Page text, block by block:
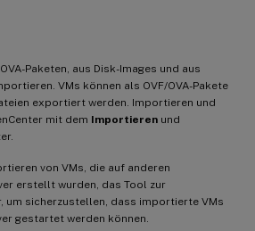
Paketen, aus Disk-Images und aus
VMs können als OVF/OVA-Pakete
exportiert werden. Importieren und
mit dem Importieren und
von VMs, die auf anderen
erstellt wurden, das Tool zur
um sicherzustellen, dass importierte VMs
gestartet werden können.